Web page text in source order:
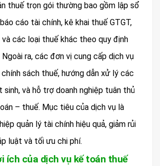
thuế trọn gói thường bao gồm lập sổ
cáo tài chính, kê khai thuế GTGT,
và các loại thuế khác theo quy định
ra, các đơn vị cung cấp dịch vụ
sách thuế, hướng dẫn xử lý các
sinh, và hỗ trợ doanh nghiệp tuân thủ
– thuế. Mục tiêu của dịch vụ là
quản lý tài chính hiệu quả, giảm rủi
luật và tối ưu chi phí.
ích của dịch vụ kế toán thuế